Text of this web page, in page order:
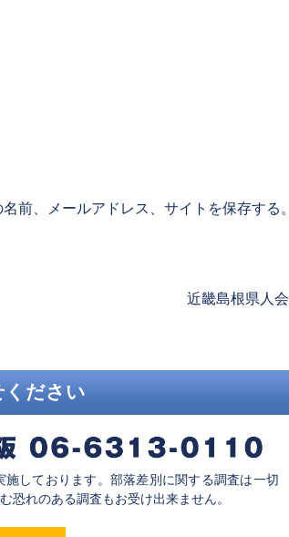
前、メールアドレス、サイトを保存する。
Next
近畿島根県人会
ください
しております。部落差別に関する調査は一切
恐れのある調査もお受け出来ません。